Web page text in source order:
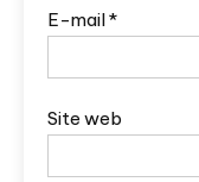
E-mail*
Site web